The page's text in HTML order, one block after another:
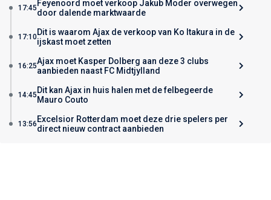
17:45 Feyenoord moet verkoop Jakub Moder overwegen
door dalende marktwaarde
17:10Dit is waarom Ajax de verkoop van Ko Itakura in de
ijskast moet zetten
16:25Ajax moet Kasper Dolberg aan deze 3 clubs
aanbieden naast FC Midtjylland
14:45 Dit kan Ajax in huis halen met de felbegeerde
Mauro Couto
13:56 Excelsior Rotterdam moet deze drie spelers per
direct nieuw contract aanbieden